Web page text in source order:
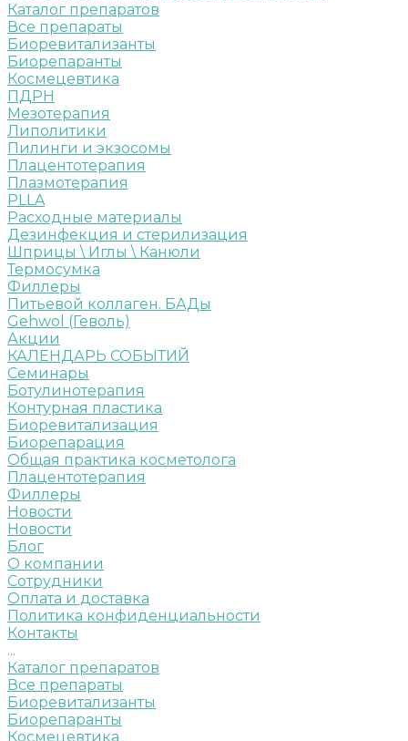
Каталог препаратов
Все препараты
Биоревитализанты
Биорепаранты
Космецевтика
ПДРН
Мезотерапия
Липолитики
Пилинги и экзосомы
Плацентотерапия
Плазмотерапия
PLLA
Расходные материалы
Дезинфекция и стерилизация
Шприцы \ Иглы \ Канюли
Термосумка
Филлеры
Питьевой коллаген. БАДы
Gehwol (Геволь)
Акции
КАЛЕНДАРЬ СОБЫТИЙ
Семинары
Ботулинотерапия
Контурная пластика
Биоревитализация
Биорепарация
Общая практика косметолога
Плацентотерапия
Филлеры
Новости
Новости
Блог
О компании
Сотрудники
Оплата и доставка
Политика конфиденциальности
Контакты
...
Каталог препаратов
Все препараты
Биоревитализанты
Биорепаранты
Космецевтика